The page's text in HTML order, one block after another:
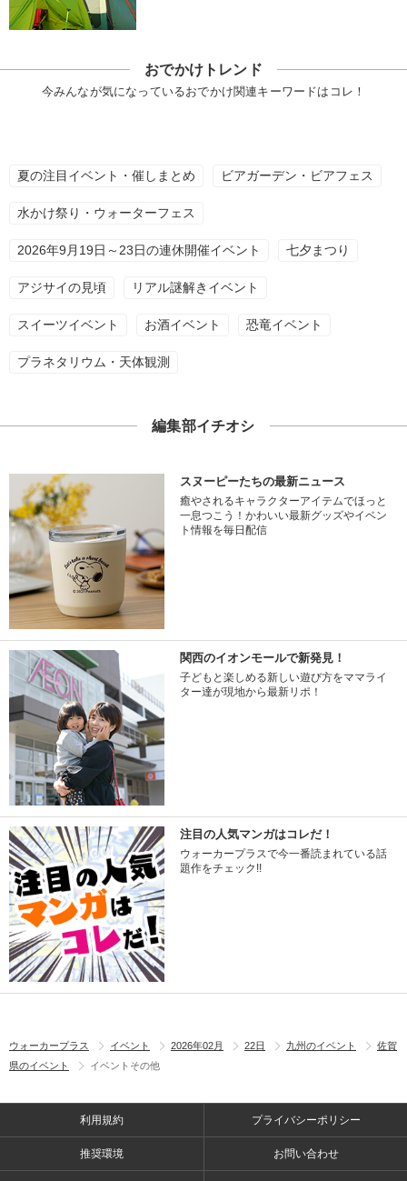
おでかけトレンド
今みんなが気になっているおでかけ関連キーワードはコレ！
夏の注目イベント・催しまとめ ビアガーデン・ビアフェス
水かけ祭り・ウォーターフェス
2026年9月19日～23日の連休開催イベント 七夕まつり
アジサイの見頃 リアル謎解きイベント
スイーツイベント お酒イベント 恐竜イベント
プラネタリウム・天体観測
編集部イチオシ
スヌーピーたちの最新ニュース
癒やされるキャラクターアイテムでほっと
一息つこう！かわいい最新グッズやイベン
ト情報を毎日配信
関西のイオンモールで新発見！
子どもと楽しめる新しい遊び方をママライ
ター達が現地から最新リポ！
注目の人気マンガはコレだ！
ウォーカープラスで今一番読まれている話
題作をチェック!!
ウォーカープラス イベント 2026年02月 22日 九州のイベント
佐賀
県のイベント
イベントその他
利用規約 プライバシーポリシー
推奨環境 お問い合わせ